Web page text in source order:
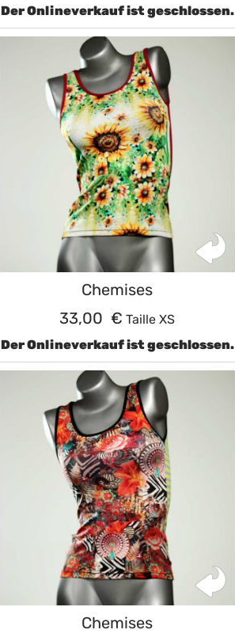
Der Onlineverkauf ist geschlossen.
Chemises
33,00 € Taille XS
Der Onlineverkauf ist geschlossen.
Chemises